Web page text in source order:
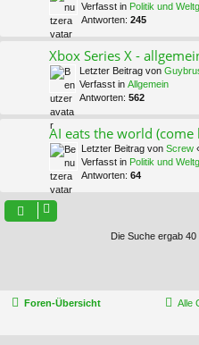
Verfasst in Politik und
Antworten: 245
Xbox Series X -
Letzter Beitrag von
Verfasst in Allgemein
Antworten: 562
AI eats the world (come
Letzter Beitrag von Screw
Verfasst in Politik und
Antworten: 64
Die Suche ergab
Foren-Übersicht
Alle